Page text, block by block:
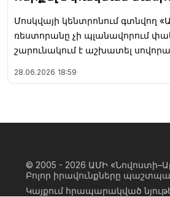
Մոսկվայի կենտրոնում գտնվող
ռեստորանը չի պլանավորում
շարունակում է աշխատել
28.06.2026 18:59
© 2005 - 2026 ԱՄԻ
Բոլոր իրավունքները
Կայքում հրապարակված